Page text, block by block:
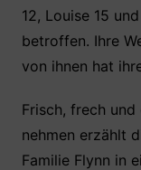
12, Louise 15
betroffen. Ihre
von ihnen hat
Frisch, frech
nehmen erzählt
Familie Flynn in